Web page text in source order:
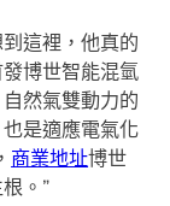
這裡，他真的
博世智能混氫
然氣雙動力的
是適應電氣化
商業地址博世
。”